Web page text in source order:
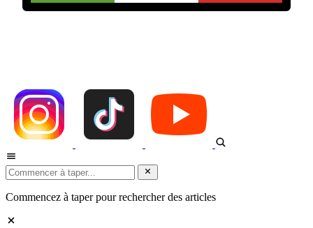
Commencez à taper pour rechercher des articles